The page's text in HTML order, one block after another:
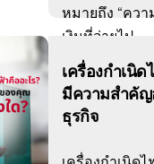
หมายถึง “คว
เงินที่จ่ายไป
เครื่องกำเนิ
มีความสำคัญ
ธุรกิจ